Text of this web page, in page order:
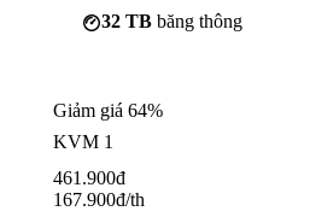
32 TB băng thông
Giảm giá 64%
KVM 1
461.900đ
167.900đ/th